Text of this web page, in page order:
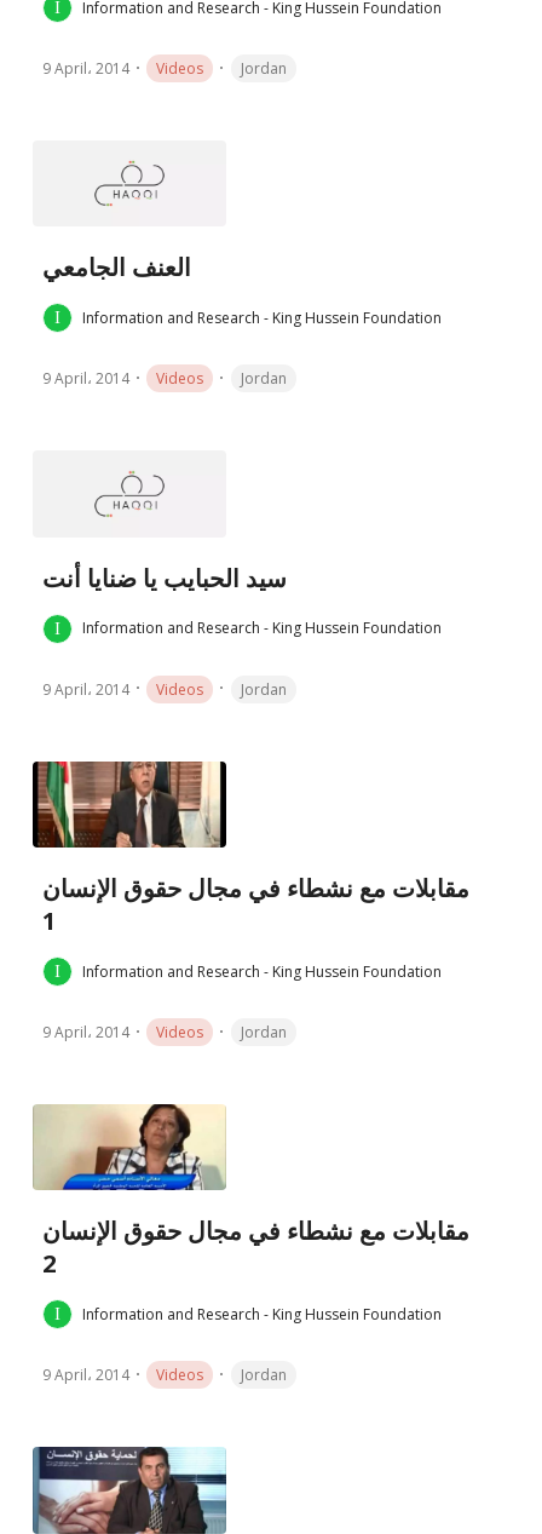
Information and Research - King Hussein Foundation
9 April، 2014 Videos Jordan
العنف الجامعي
Information and Research - King Hussein Foundation
9 April، 2014 Videos Jordan
سيد الحبايب يا ضنايا أنت
Information and Research - King Hussein Foundation
9 April، 2014 Videos Jordan
مقابلات مع نشطاء في مجال حقوق الإنسان
1
Information and Research - King Hussein Foundation
9 April، 2014 Videos Jordan
مقابلات مع نشطاء في مجال حقوق الإنسان
2
Information and Research - King Hussein Foundation
9 April، 2014 Videos Jordan